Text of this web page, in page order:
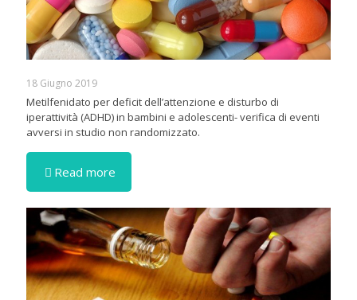
18 Giugno 2019
Metilfenidato per deficit dell’attenzione e disturbo di
iperattività (ADHD) in bambini e adolescenti- verifica di eventi
avversi in studio non randomizzato.
Read more